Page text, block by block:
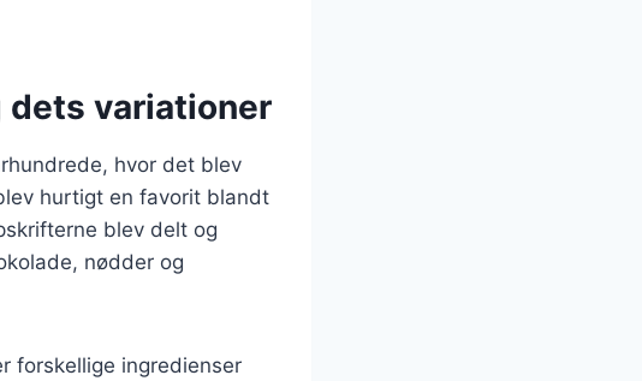
dets variationer
hvor det blev
hurtigt en favorit blandt
blev delt og
nødder og
forskellige ingredienser